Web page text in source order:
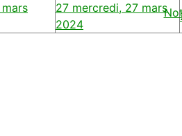
27 mercredi, 27 mars
2024